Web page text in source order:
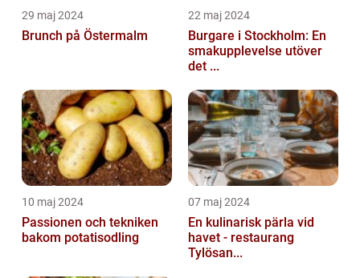
29 maj 2024
Brunch på Östermalm
22 maj 2024
Burgare i Stockholm: En
smakupplevelse utöver
det ...
10 maj 2024
Passionen och tekniken
bakom potatisodling
07 maj 2024
En kulinarisk pärla vid
havet - restaurang
Tylösan...